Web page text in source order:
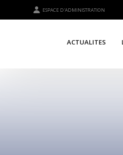
ESPACE D'ADMINISTRATION
ACTUALITES